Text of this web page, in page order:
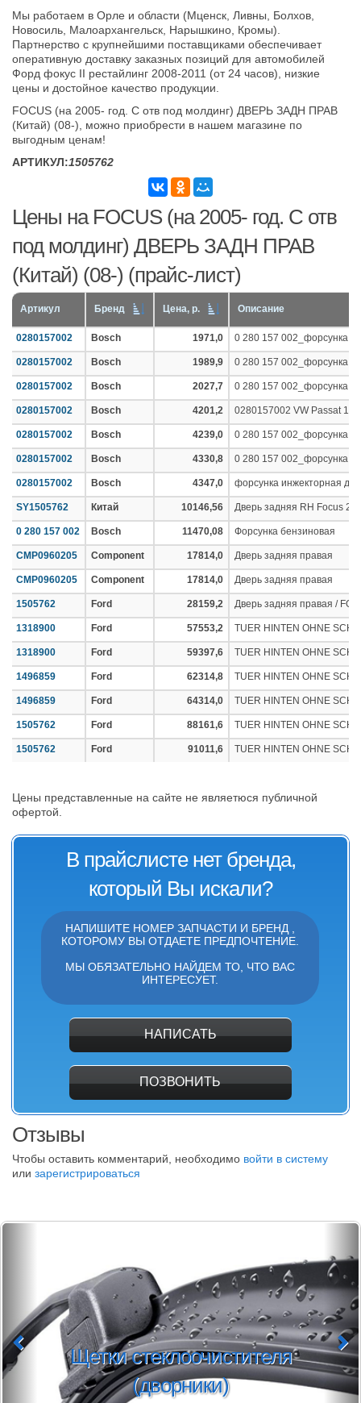
Мы работаем в Орле и области (Мценск, Ливны, Болхов,
Новосиль, Малоархангельск, Нарышкино, Кромы).
Партнерство с крупнейшими поставщиками обеспечивает
оперативную доставку заказных позиций для автомобилей
Форд фокус II рестайлинг 2008-2011 (от 24 часов), низкие
цены и достойное качество продукции.
FOCUS (на 2005- год. С отв под молдинг) ДВЕРЬ ЗАДН ПРАВ
(Китай) (08-), можно приобрести в нашем магазине по
выгодным ценам!
АРТИКУЛ:1505762
Цены на FOCUS (на 2005- год. С отв
под молдинг) ДВЕРЬ ЗАДН ПРАВ
(Китай) (08-) (прайс-лист)
Артикул Бренд Цена, р. Описание
0280157002 Bosch 1971,0 0 280 157 002_форсунка!\
0280157002 Bosch 1989,9 0 280 157 002_форсунка!\
0280157002 Bosch 2027,7 0 280 157 002_форсунка!\
0280157002 Bosch 4201,2 0280157002 VW Passat
0280157002 Bosch 4239,0 0 280 157 002_форсунка!\
0280157002 Bosch 4330,8 0 280 157 002_форсунка!\
0280157002 Bosch 4347,0 форсунка инжекторная двс
SY1505762 Китай 10146,56 Дверь задняя RH Focus 2
0 280 157 002 Bosch 11470,08 Форсунка бензиновая
CMP0960205 Component 17814,0 Дверь задняя правая
CMP0960205 Component 17814,0 Дверь задняя правая
1505762 Ford 28159,2 Дверь задняя правая /
1318900 Ford 57553,2 TUER HINTEN OHNE
1318900 Ford 59397,6 TUER HINTEN OHNE
1496859 Ford 62314,8 TUER HINTEN OHNE
1496859 Ford 64314,0 TUER HINTEN OHNE
1505762 Ford 88161,6 TUER HINTEN OHNE
1505762 Ford 91011,6 TUER HINTEN OHNE
Цены представленные на сайте не являетюся публичной
офертой.
В прайслисте нет бренда,
который Вы искали?
НАПИШИТЕ НОМЕР ЗАПЧАСТИ И БРЕНД ,
КОТОРОМУ ВЫ ОТДАЕТЕ ПРЕДПОЧТЕНИЕ.
МЫ ОБЯЗАТЕЛЬНО НАЙДЕМ ТО, ЧТО ВАС
ИНТЕРЕСУЕТ.
НАПИСАТЬ
ПОЗВОНИТЬ
Отзывы
Чтобы оставить комментарий, необходимо войти в систему
или зарегистрироваться
Щетки стеклоочистителя
(дворники)